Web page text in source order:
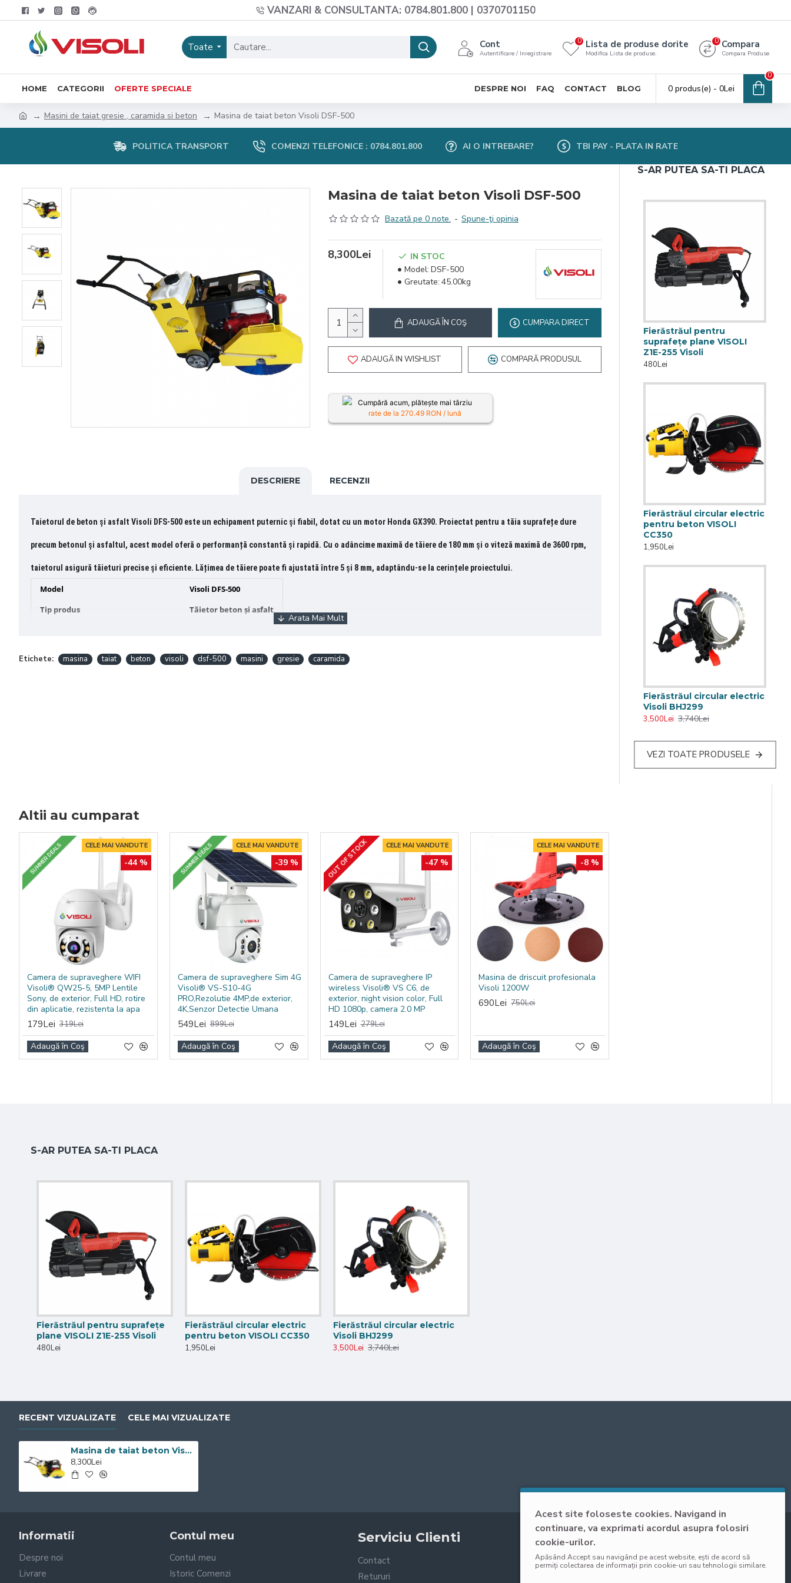
Acest site foloseste cookies. Navigand in
continuare, va exprimati acordul asupra folosiri
cookie-urilor.
Apăsând Accept sau navigând pe acest website, ești de acord să
permiți colectarea de informații prin cookie-uri sau tehnologii similare.
VANZARI & CONSULTANTA: 0784.801.800 | 0370701150
Toate Cont
Autentificare / Inregistrare
Lista de produse dorite
Modifica Lista de produse.
0 Compara
Compara Produse
0
HOME CATEGORII OFERTE SPECIALE DESPRE NOI FAQ CONTACT BLOG 0 produs(e) - 0Lei
0
Masini de taiat gresie , caramida si beton Masina de taiat beton Visoli DSF-500
POLITICA TRANSPORT COMENZI TELEFONICE : 0784.801.800 AI O INTREBARE? TBI PAY - PLATA IN RATE
Masina de taiat beton Visoli DSF-500
Bazată pe 0 note. - Spune-ţi opinia
8,300Lei
IN STOC
Model: DSF-500
Greutate: 45.00kg
ADAUGĂ ÎN COŞ CUMPARA DIRECT
ADAUGĂ IN WISHLIST COMPARĂ PRODUSUL
Cumpără acum, plătește mai târziu
rate de la 270.49 RON / lună
DESCRIERE RECENZII
Taietorul de beton și asfalt Visoli DFS-500 este un echipament puternic și fiabil, dotat cu un motor Honda GX390. Proiectat pentru a tăia suprafețe dure
precum betonul și asfaltul, acest model oferă o performanță constantă și rapidă. Cu o adâncime maximă de tăiere de 180 mm și o viteză maximă de 3600 rpm,
taietorul asigură tăieturi precise și eficiente. Lățimea de tăiere poate fi ajustată între 5 și 8 mm, adaptându-se la cerințele proiectului.
Model
Visoli DFS-500
Tip produs
Tăietor beton și asfalt
Etichete: masina taiat beton visoli dsf-500 masini gresie caramida
S-AR PUTEA SA-TI PLACA
Fierăstrăul pentru
suprafețe plane VISOLI
Z1E-255 Visoli
480Lei
Fierăstrăul circular electric
pentru beton VISOLI
CC350
1,950Lei
Fierăstrăul circular electric
Visoli BHJ299
3,500Lei 3,740Lei
VEZI TOATE PRODUSELE
Altii au cumparat
CELE MAI VANDUTE
SUMMER DEALS -44 %
Camera de supraveghere WIFI
Visoli® QW25-5, 5MP Lentile
Sony, de exterior, Full HD, rotire
din aplicatie, rezistenta la apa
179Lei 319Lei
Adaugă în Coş
CELE MAI VANDUTE
SUMMER DEALS -39 %
Camera de supraveghere Sim 4G
Visoli® VS-S10-4G
PRO,Rezolutie 4MP,de exterior,
4K,Senzor Detectie Umana
549Lei 899Lei
Adaugă în Coş
CELE MAI VANDUTE
-47 %
OUT OF STOCK
Camera de supraveghere IP
wireless Visoli® VS C6, de
exterior, night vision color, Full
HD 1080p, camera 2.0 MP
149Lei 279Lei
Adaugă în Coş
CELE MAI VANDUTE
-8 %
Masina de driscuit profesionala
Visoli 1200W
690Lei 750Lei
Adaugă în Coş
S-AR PUTEA SA-TI PLACA
Fierăstrăul pentru suprafețe
plane VISOLI Z1E-255 Visoli
480Lei
Fierăstrăul circular electric
pentru beton VISOLI CC350
1,950Lei
Fierăstrăul circular electric
Visoli BHJ299
3,500Lei 3,740Lei
RECENT VIZUALIZATE CELE MAI VIZUALIZATE
Masina de taiat beton Visoli DSF-500
8,300Lei
Informatii
Despre noi
Livrare
Contul meu
Contul meu
Istoric Comenzi
Serviciu Clienti
Contact
Retururi